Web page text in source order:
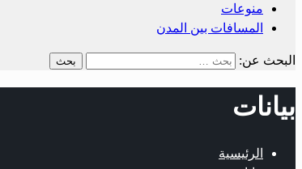
منوعات
المسافات بين المدن
البحث عن:
بيانات
الرئيسية